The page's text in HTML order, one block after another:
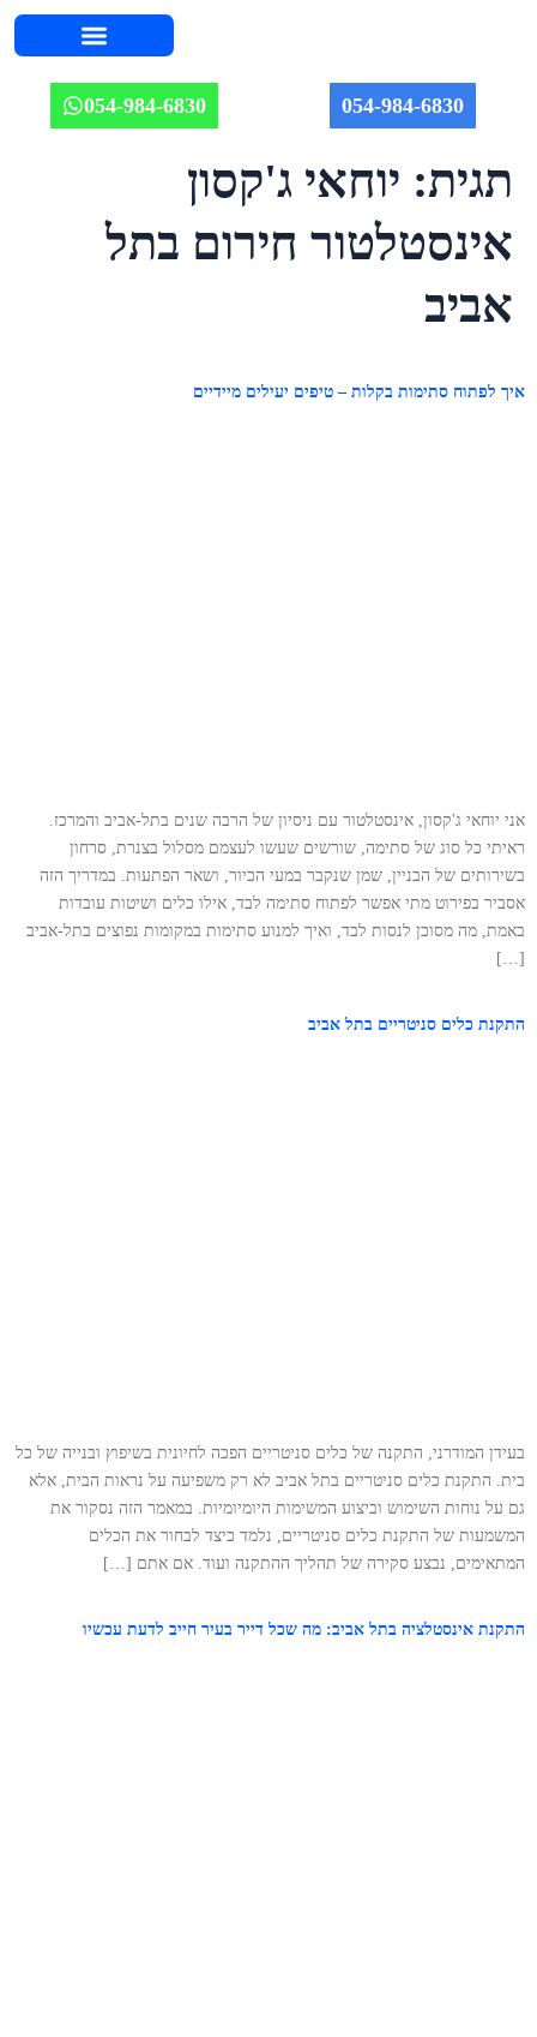
054-984-6830
054-984-6830
תגית: יוחאי ג'קסון
אינסטלטור חירום בתל
אביב
איך לפתוח סתימות בקלות – טיפים יעילים מיידיים
אני יוחאי ג'קסון, אינסטלטור עם ניסיון של הרבה שנים בתל‑אביב והמרכז.
ראיתי כל סוג של סתימה, שורשים שעשו לעצמם מסלול בצנרת, סרחון
בשירותים של הבניין, שמן שנקבר במעי הכיור, ושאר הפתעות. במדריך הזה
אסביר בפירוט מתי אפשר לפתוח סתימה לבד, אילו כלים ושיטות עובדות
באמת, מה מסוכן לנסות לבד, ואיך למנוע סתימות במקומות נפוצים בתל‑אביב
[…]
התקנת כלים סניטריים בתל אביב
בעידן המודרני, התקנה של כלים סניטריים הפכה לחיונית בשיפוץ ובנייה של כל
בית. התקנת כלים סניטריים בתל אביב לא רק משפיעה על נראות הבית, אלא
גם על נוחות השימוש וביצוע המשימות היומיומיות. במאמר הזה נסקור את
המשמעות של התקנת כלים סניטריים, נלמד כיצד לבחור את הכלים
המתאימים, נבצע סקירה של תהליך ההתקנה ועוד. אם אתם […]
התקנת אינסטלציה בתל אביב: מה שכל דייר בעיר חייב לדעת עכשיו